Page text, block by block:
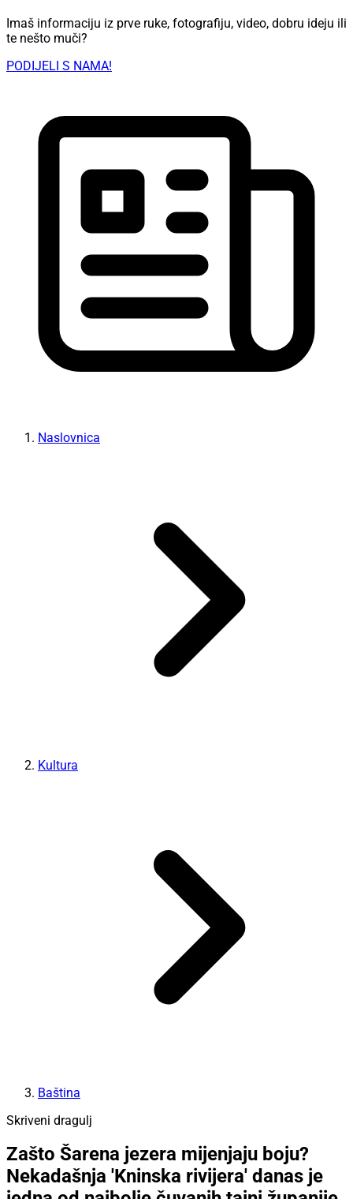
Imaš informaciju iz prve ruke, fotografiju, video, dobru ideju ili
te nešto muči?
PODIJELI S NAMA!
Naslovnica
Kultura
Baština
Skriveni dragulj
Zašto Šarena jezera mijenjaju boju?
Nekadašnja 'Kninska rivijera' danas je